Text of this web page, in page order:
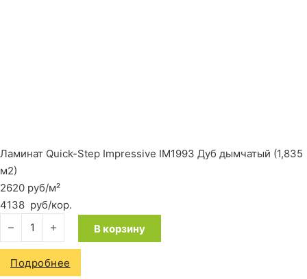
Ламинат Quick-Step Impressive IM1993 Дуб дымчатый (1,835
м2)
2620 руб/м²
4138 руб/кор.
Количество товара Ламинат Quick-Step Impressive IM1993
В корзину
Подробнее